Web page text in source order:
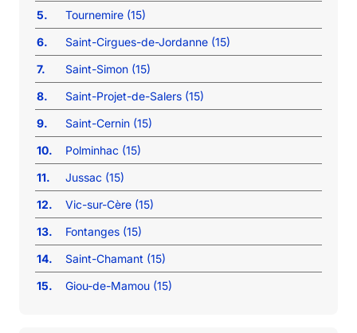
5.
Tournemire (15)
6.
Saint-Cirgues-de-Jordanne (15)
7.
Saint-Simon (15)
8.
Saint-Projet-de-Salers (15)
9.
Saint-Cernin (15)
10.
Polminhac (15)
11.
Jussac (15)
12.
Vic-sur-Cère (15)
13.
Fontanges (15)
14.
Saint-Chamant (15)
15.
Giou-de-Mamou (15)